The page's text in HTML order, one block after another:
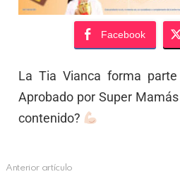
Facebook
La Tia Vianca forma
Aprobado por Super
contenido?
Anterior artículo